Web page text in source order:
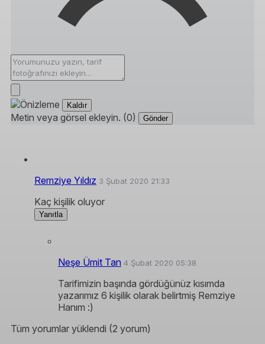
Kaldır
Metin veya görsel ekleyin. (0) Gönder
Remziye Yıldız 3 Şubat 2020 21:33
Kaç kişilik oluyor
Yanıtla
Neşe Ümit Tan 4 Şubat 2020 05:38
Tarifimizin başında gördüğünüz kısımda
yazarımız 6 kişilik olarak belirtmiş Remziye
Hanım :)
Tüm yorumlar yüklendi (2 yorum)